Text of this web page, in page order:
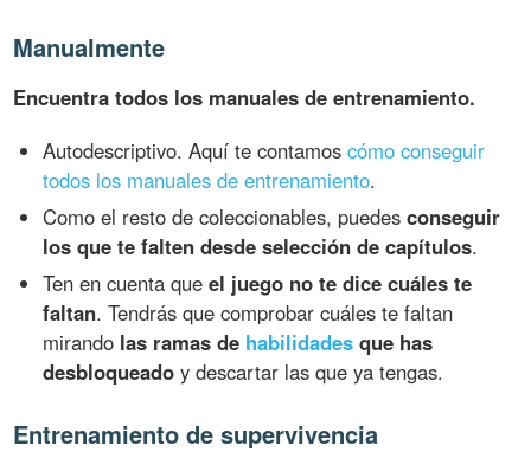
Manualmente
Encuentra todos los manuales de entrenamiento.
Autodescriptivo. Aquí te contamoscómo conseguir
todos los manuales de entrenamiento.
Como el resto de coleccionables, puedesconseguir
los que te falten desde selección de capítulos.
Ten en cuenta queel juego no te dice cuáles te
faltan. Tendrás que comprobar cuáles te faltan
mirando las ramas de habilidades que has
desbloqueado y descartar las que ya tengas.
Entrenamiento de supervivencia